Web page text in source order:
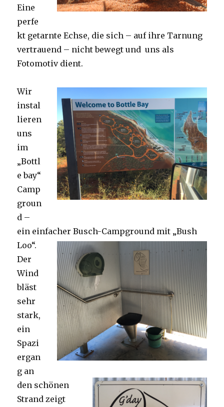
Eine
perfe
kt getarnte Echse, die sich – auf ihre Tarnung
vertrauend – nicht bewegt und uns als
Fotomotiv dient.
Wir
instal
lieren
uns
im
„Bottl
e bay“
Camp
groun
d –
ein einfacher Busch-Campground mit „Bush
Loo“.
Der
Wind
bläst
sehr
stark,
ein
Spazi
ergan
g an
den schönen
Strand zeigt